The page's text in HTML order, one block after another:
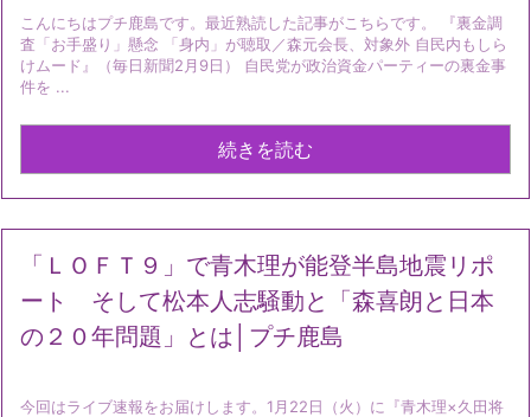
こんにちはプチ鹿島です。最近熟読した記事がこちらです。 『裏金調
査「お手盛り」懸念 「身内」が聴取／森元会長、対象外 自民内もしら
けムード』（毎日新聞2月9日） 自民党が政治資金パーティーの裏金事
件を ...
続きを読む
「ＬＯＦＴ９」で青木理が能登半島地震リポ
ート そして松本人志騒動と「森喜朗と日本
の２０年問題」とは│プチ鹿島
今回はライブ速報をお届けします。1月22日（火）に『青木理×久田将